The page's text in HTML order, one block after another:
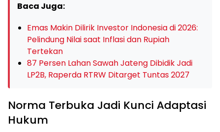
Baca Juga:
Emas Makin Dilirik Investor Indonesia di 2026:
Pelindung Nilai saat Inflasi dan Rupiah
Tertekan
87 Persen Lahan Sawah Jateng Dibidik Jadi
LP2B, Raperda RTRW Ditarget Tuntas 2027
Norma Terbuka Jadi Kunci Adaptasi
Hukum